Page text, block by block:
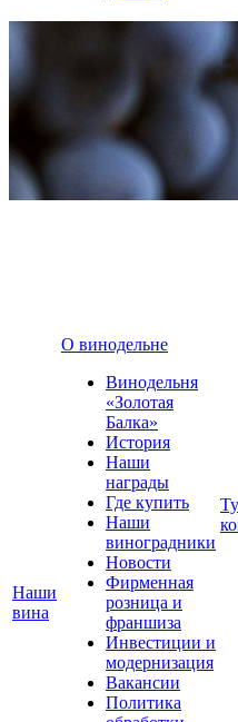
Наши
вина
О винодельне
Винодельня
«Золотая
Балка»
История
Наши
награды
Где купить
Наши
виноградники
Новости
Фирменная
розница и
франшиза
Инвестиции и
модернизация
Вакансии
Политика